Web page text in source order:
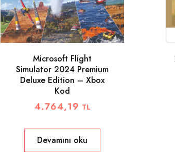
Microsoft Flight
Simulator 2024 Premium
Deluxe Edition – Xbox
Kod
4.764,19 TL
Devamını oku